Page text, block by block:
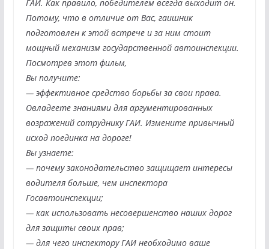
ГАИ. Как правило, победителем всегда выходит он.
Потому, что в отличие от Вас, гаишник
подготовлен к этой встрече и за ним стоит
мощный механизм государственной автоинспекции.
Посмотрев этот фильм,
Вы получите:
— эффективное средство борьбы за свои права.
Овладеете знаниями для аргументированных
возражений сотруднику ГАИ. Измените привычный
исход поединка на дороге!
Вы узнаете:
— почему законодательство защищает интересы
водителя больше, чем инспектора
Госавтоинспекции;
— как использовать несовершенство наших дорог
для защиты своих прав;
— для чего инспектору ГАИ необходимо ваше